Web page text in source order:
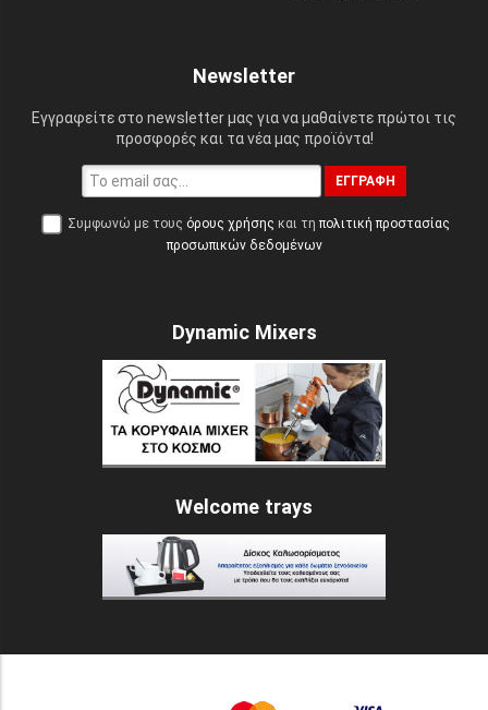
Newsletter
Εγγραφείτε στο newsletter μας για να μαθαίνετε πρώτοι τις
προσφορές και τα νέα μας προϊόντα!
ΕΓΓΡΑΦΉ
Συμφωνώ με τους όρους χρήσης και τη πολιτική προστασίας
προσωπικών δεδομένων
Dynamic Mixers
Welcome trays